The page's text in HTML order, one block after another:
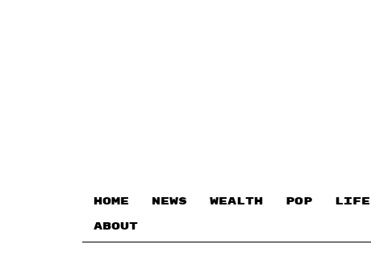
HOME NEWS WEALTH POP LIFE
ABOUT